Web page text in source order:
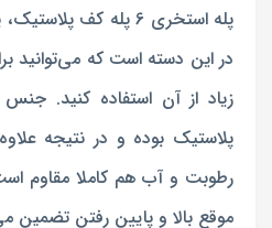
پله استخری 6 پله کف
در این دسته است که می‌توانید
زیاد از آن استفاده کنید. جنس
پلاستیک بوده و در نتیجه علاوه
رطوبت و آب هم کاملا مقاوم
موقع بالا و پایین رفتن تضمین